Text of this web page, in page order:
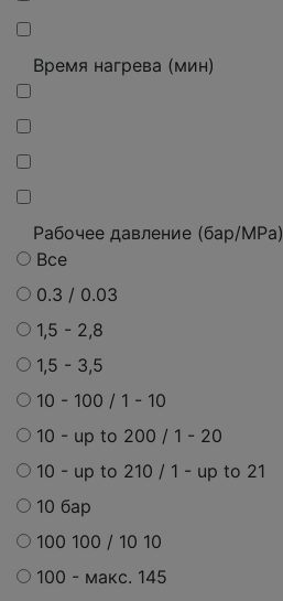
Время нагрева (мин)
Рабочее давление (бар/MPa)
Все
0.3 / 0.03
1,5 - 2,8
1,5 - 3,5
10 - 100 / 1 - 10
10 - up to 200 / 1 - 20
10 - up to 210 / 1 - up to 21
10 бар
100 100 / 10 10
100 - макс. 145